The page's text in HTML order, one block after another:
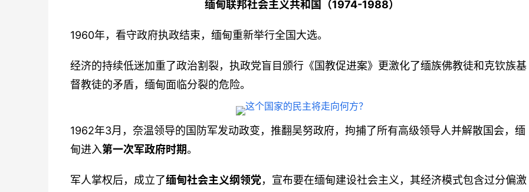
缅甸联邦社会主义共和国（1974-1988）
1960年，看守政府执政结束，缅甸重新举行全国大选。
经济的持续低迷加重了政治割裂，执政党盲目颁行《国教促进案》更激化了缅族佛教徒和克钦族基
督教徒的矛盾，缅甸面临分裂的危险。
1962年3月，奈温领导的国防军发动政变，推翻吴努政府，拘捕了所有高级领导人并解散国会，缅
甸进入第一次军政府时期。
军人掌权后，成立了缅甸社会主义纲领党，宣布要在缅甸建设社会主义，其经济模式包含过分偏激